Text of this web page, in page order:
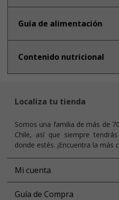
Guía de alimentación
Contenido nutricional
Localiza tu tienda
Somos una familia de más de
Chile, así que siempre
donde estés. ¡Encuentra la más
Mi cuenta
Guía de Compra